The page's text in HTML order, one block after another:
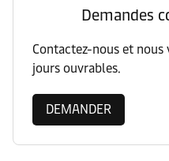
Demandes
Contactez-nous et
jours ouvrables.
DEMANDER